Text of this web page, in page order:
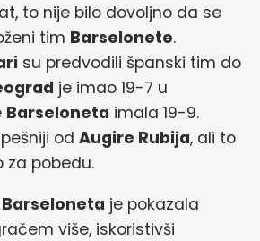
to nije bilo dovoljno da se
tim Barselonete.
su predvodili španski tim do
je imao 19-7 u
Barseloneta imala 19-9.
od Augire Rubija, ali to
za pobedu.
Barseloneta je pokazala
više, iskoristivši